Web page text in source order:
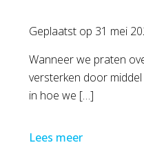
Geplaatst op 31 mei
Wanneer we praten
versterken door
in hoe we […]
Lees meer